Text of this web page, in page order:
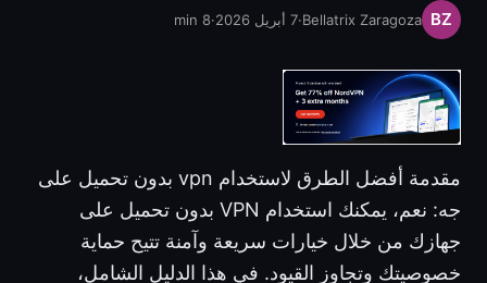
Bellatrix Zaragoza
·7 أبريل 2026 ·
8
مقدمة أفضل الطرق لاستخدام vpn بدون تحميل على
جه: نعم، يمكنك استخدام VPN بدون تحميل على
جهازك من خلال خيارات سريعة وآمنة تتيح حماية
خصوصيتك وتجاوز القيود. في هذا الدليل الشامل،